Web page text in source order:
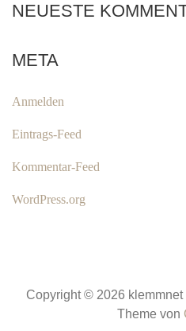
NEUESTE
META
Anmelden
Eintrags-Feed
Kommentar-Feed
WordPress.org
Copyright © 2026
Theme von